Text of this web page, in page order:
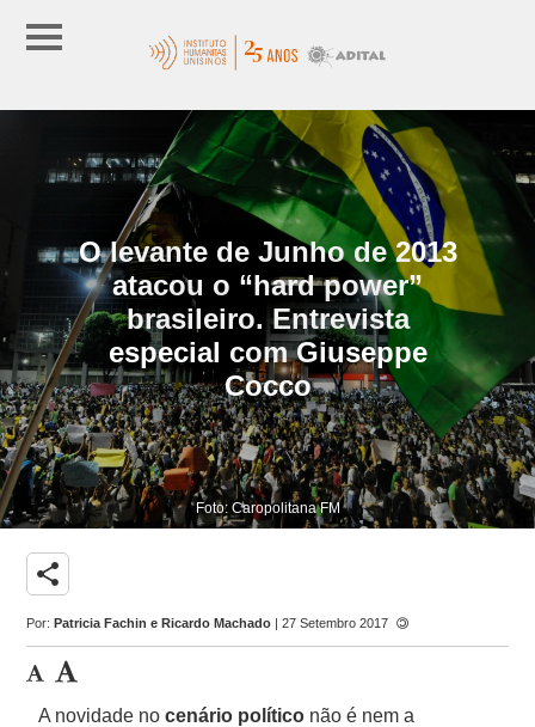
O levante de Junho de 2013
atacou o “hard power”
brasileiro. Entrevista
especial com Giuseppe
Cocco
Foto: Caropolitana FM
share
Por:Patricia Fachin e Ricardo Machado | 27 Setembro 2017
A novidade nocenário político não é nem a